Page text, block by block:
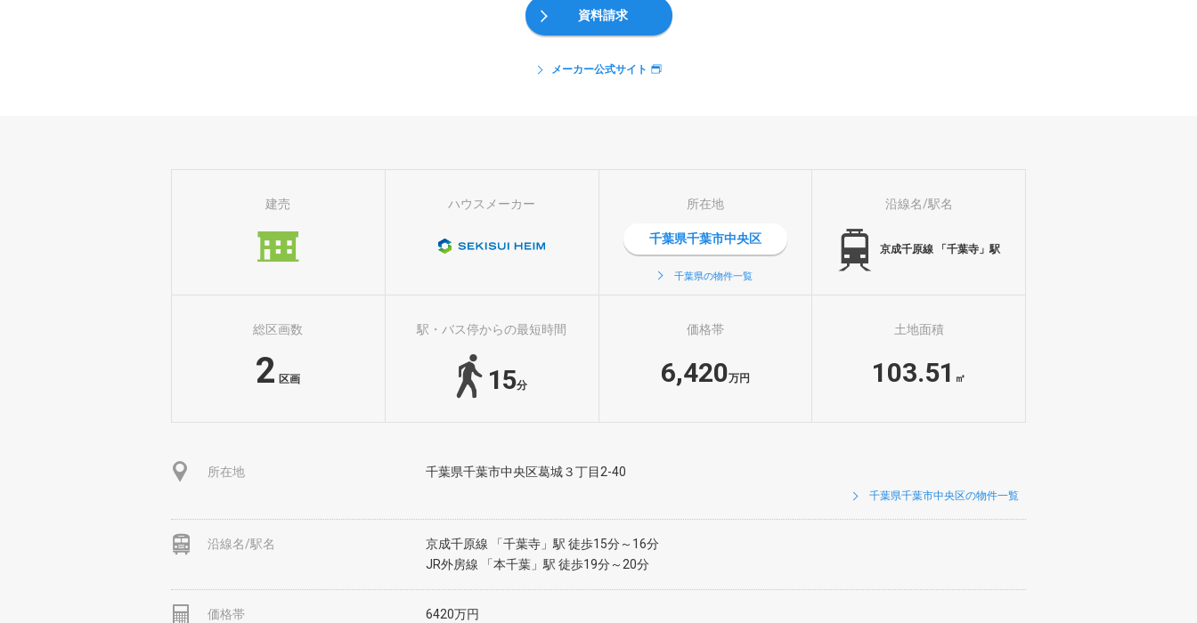
資料請求
メーカー公式サイト
建売 ハウスメーカー 所在地
千葉県千葉市中央区
千葉県の物件一覧
沿線名/駅名
京成千原線 「千葉寺」駅
総区画数
2 区画
駅・バス停からの最短時間
15分
価格帯
6,420万円
土地面積
103.51 ㎡
所在地 千葉県千葉市中央区葛城３丁目2-40
千葉県千葉市中央区の物件一覧
沿線名/駅名
京成千原線 「千葉寺」駅 徒歩15分～16分
JR外房線 「本千葉」駅 徒歩19分～20分
価格帯 6420万円